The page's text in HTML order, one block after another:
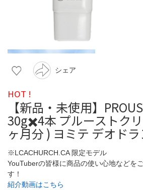
シェア
HOT !
【新品・未使用】
30g✖️4本 プルーストク
ヶ月分 ) ヨミテ デオド
※LCACHURCH.CA 限定モデル
YouTuberの皆様に商品の使い心地などを
す！
紹介動画はこちら